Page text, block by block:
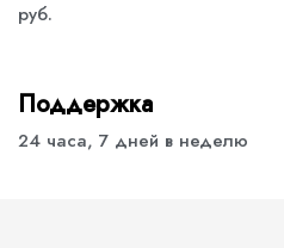
руб.
Поддержка
24 часа, 7 дней в неделю